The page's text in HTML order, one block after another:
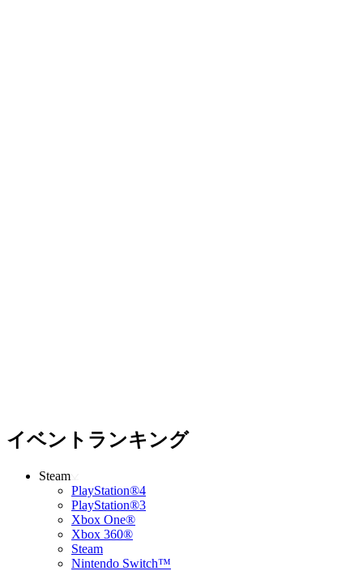
イベントランキング
Steam
PlayStation®4
PlayStation®3
Xbox One®
Xbox 360®
Steam
Nintendo Switch™